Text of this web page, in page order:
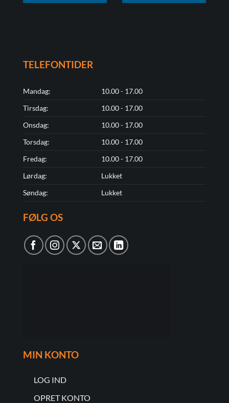
TELEFONTIDER
Mandag:
10.00 - 17.00
Tirsdag:
10.00 - 17.00
Onsdag:
10.00 - 17.00
Torsdag:
10.00 - 17.00
Fredag:
10.00 - 17.00
Lørdag:
Lukket
Søndag:
Lukket
FØLG OS
MIN KONTO
LOG IND
OPRET KONTO